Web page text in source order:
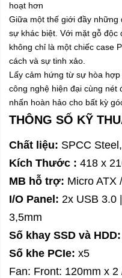
hoạt hơn
Giữa một thế giới đầy những
sự khác biệt. Với mặt gỗ độc
không chỉ là một chiếc case
cách và sự tinh xảo.
Lấy cảm hứng từ sự hòa
công nghệ hiện đại cùng
nhấn hoàn hảo cho bất kỳ
THÔNG SỐ KỸ
Chất liệu: SPCC
Kích Thước : 418 x
MB hỗ trợ: Micro ATX
I/O Panel: 2x USB 3.0
3,5mm
Số khay SSD và HDD:
Số khe PCIe: x5
Fan: Front: 120mm x 2